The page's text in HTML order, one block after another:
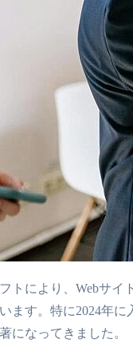
トにより、Webサイ
ます。特に2024年に
になってきました。